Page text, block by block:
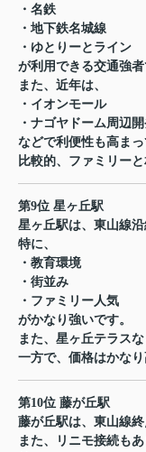
・名鉄
・地下鉄名城線
・ゆとりーとライン
が利用できる交通強者
また、近年は、
・イオンモール
・ナゴヤドーム周辺
などで利便性も高まっ
比較的、ファミリー
第9位 星ヶ丘駅
星ヶ丘駅は、東山線
特に、
・教育環境
・街並み
・ファミリー人気
がかなり強いです。
また、星ヶ丘テラス
一方で、価格はかなり
第10位 藤が丘駅
藤が丘駅は、東山線終
また、リニモ接続も